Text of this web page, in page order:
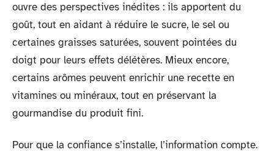
ouvre des perspectives inédites : ils apportent du
goût, tout en aidant à réduire le sucre, le sel ou
certaines graisses saturées, souvent pointées du
doigt pour leurs effets délétères. Mieux encore,
certains arômes peuvent enrichir une recette en
vitamines ou minéraux, tout en préservant la
gourmandise du produit fini.
Pour que la confiance s’installe, l’information compte.